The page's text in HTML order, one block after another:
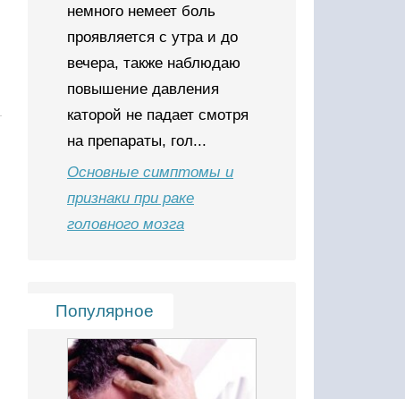
немного немеет боль
проявляется с утра и до
вечера, также наблюдаю
повышение давления
каторой не падает смотря
на препараты, гол...
Основные симптомы и
признаки при раке
головного мозга
Популярное